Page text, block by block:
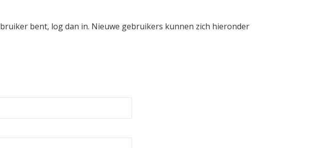
bent, log dan in. Nieuwe gebruikers kunnen zich hieronder